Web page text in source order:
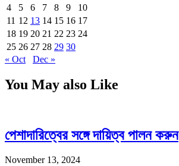
4
5 6 7 8 9
10
11 12 13 14 15 16 17
18 19 20 21 22 23 24
25 26 27 28 29 30
« Oct
Dec »
You May also Like
পেশাদারিত্বের সঙ্গে দায়িত্ব পালন করুন
November 13, 2024